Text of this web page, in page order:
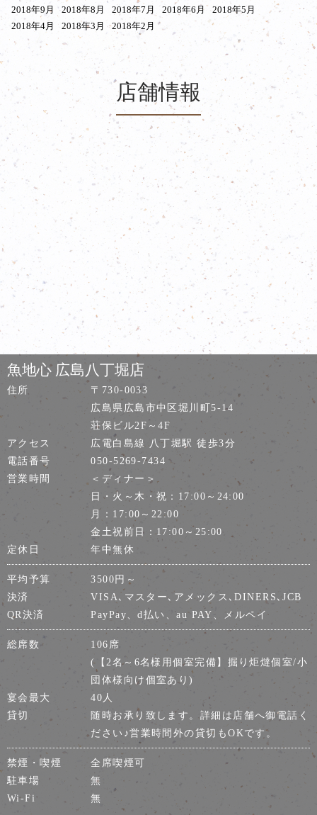
2018年9月
2018年8月 2018年7月 2018年6月
2018年5月
2018年4月
2018年3月 2018年2月
店舗情報
魚地心 広島八丁堀店
住所
〒730-0033
広島県広島市中区堀川町5-14
荘保ビル2F～4F
アクセス
広電白島線 八丁堀駅 徒歩3分
電話番号
050-5269-7434
営業時間
＜ディナー＞
日・火～木・祝：17:00～24:00
月：17:00～22:00
金土祝前日：17:00～25:00
定休日
年中無休
平均予算
3500円～
決済
VISA､マスター､アメックス､DINERS､JCB
QR決済
PayPay、d払い、au PAY、メルペイ
総席数
106席
(【2名～6名様用個室完備】掘り炬燵個室/小
団体様向け個室あり)
宴会最大
40人
貸切
随時お承り致します。詳細は店舗へ御電話く
ださい♪営業時間外の貸切もOKです。
禁煙・喫煙
全席喫煙可
駐車場
無
Wi-Fi
無